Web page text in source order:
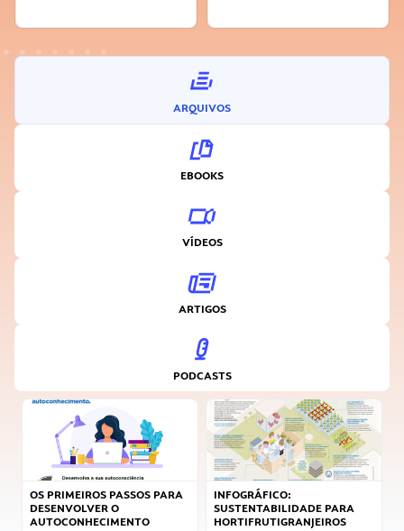
ARQUIVOS
EBOOKS
VÍDEOS
ARTIGOS
PODCASTS
OS PRIMEIROS PASSOS PARA
DESENVOLVER O
AUTOCONHECIMENTO
INFOGRÁFICO:
SUSTENTABILIDADE PARA
HORTIFRUTIGRANJEIROS